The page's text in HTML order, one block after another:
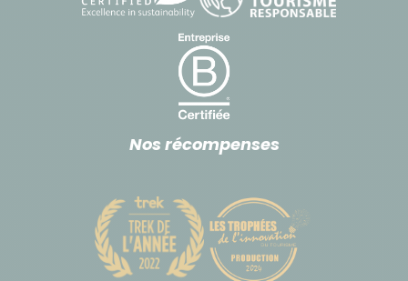
Nos récompenses